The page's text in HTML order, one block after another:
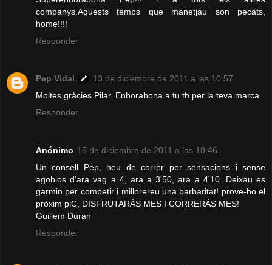
companys.Aquests temps que manetjau son pecats,
home!!!!
Responder
Pep Vidal
13 de diciembre de 2011 a las 10:57
Moltes gràcies Pilar. Enhorabona a tu tb per la teva marca
Responder
Anónimo 15 de diciembre de 2011 a las 18:46
Un consell Pep, heu de correr per sensacions i sense
agobios d'ara vag a 4, ara a 3'50, ara a 4'10. Deixau es
garmin per competir i millorereu una barbaritat! prove-ho el
pròxim piC, DISFRUTARÀS MES I CORRERÀS MES!
Guillem Duran
Responder